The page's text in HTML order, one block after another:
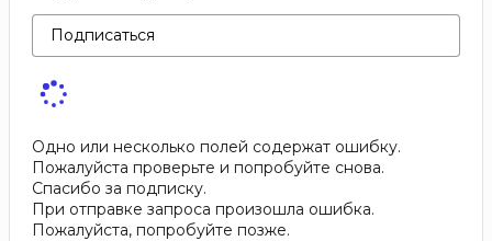
Подписаться
Одно или несколько полей содержат ошибку.
Пожалуйста проверьте и попробуйте снова.
Спасибо за подписку.
При отправке запроса произошла ошибка.
Пожалуйста, попробуйте позже.